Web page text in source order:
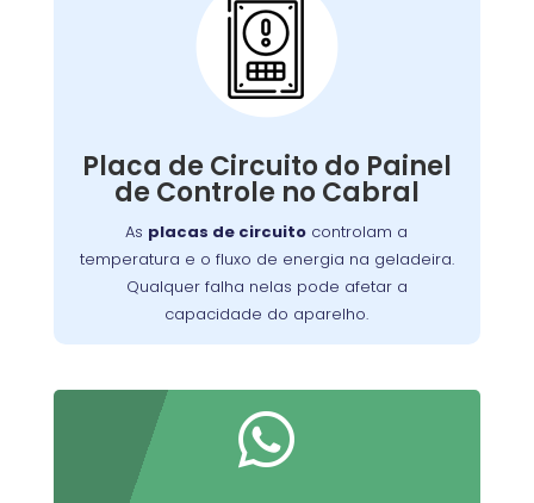
Placa de Circuito do Painel
de Controle no Cabral
As placas de circuito controlam a
temperatura e o fluxo de energia na geladeira.
Qualquer falha nelas pode afetar a
capacidade do aparelho.
Problemas com a
Placa de Circuito do
Painel de Controle:
Qualquer falha nelas pode afetar a
capacidade do aparelho
de manter a
temperatura ideal.
Nossa equipe está
equipada para diagnosticar e reparar
problemas relacionados à placa de
circuito
, garantindo que sua geladeira
funcione perfeitamente.
